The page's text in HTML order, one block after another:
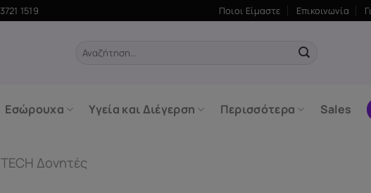
1519 Ποιοι Είμαστε Επικοινωνία
Αναζήτηση
Εσώρουχα Υγεία και Διέγερση Περισσότερα Sales
Δονητές